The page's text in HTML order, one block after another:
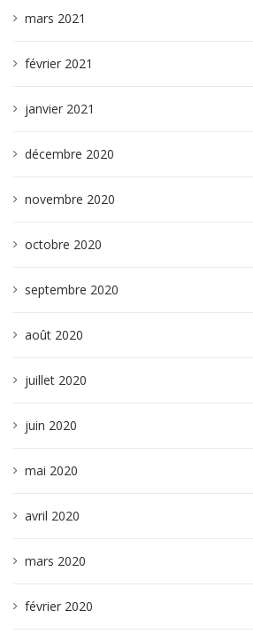
mars 2021
février 2021
janvier 2021
décembre 2020
novembre 2020
octobre 2020
septembre 2020
août 2020
juillet 2020
juin 2020
mai 2020
avril 2020
mars 2020
février 2020